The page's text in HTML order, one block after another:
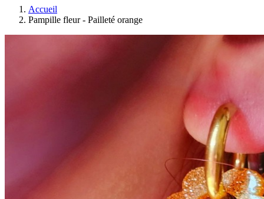
Accueil
Pampille fleur - Pailleté orange